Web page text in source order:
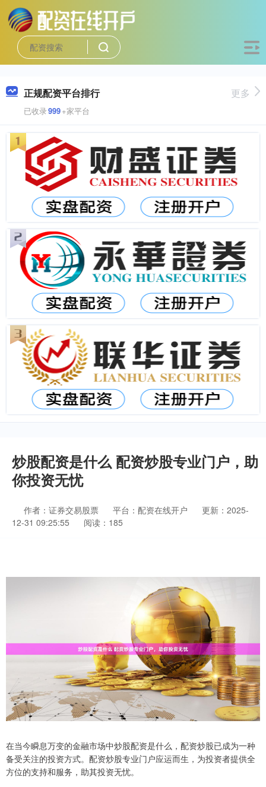
正规配资平台排行
已收录999+家平台
更多
炒股配资是什么 配资炒股专业门户，助
你投资无忧
作者：证券交易股票 平台：配资在线开户
更新：2025-
12-31 09:25:55
阅读：185
在当今瞬息万变的金融市场中炒股配资是什么，配资炒股已成为一种
备受关注的投资方式。配资炒股专业门户应运而生，为投资者提供全
方位的支持和服务，助其投资无忧。